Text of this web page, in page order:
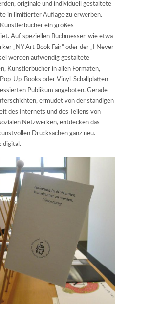
originale und individuell gestaltete
in limitierter Auflage zu erwerben.
ein großes
Auf speziellen Buchmessen wie etwa
„NY Art Book Fair“ oder der „I Never
werden aufwendig gestaltete
Künstlerbücher in allen Formaten,
Up-Books oder Vinyl-Schallplatten
Publikum angeboten. Gerade
ermüdet von der ständigen
des Internets und des Teilens von
Netzwerken, entdecken das
Drucksachen ganz neu.
digital.